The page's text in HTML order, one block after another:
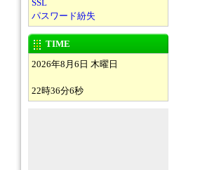
SSL
パスワード紛失
TIME
2026年8月6日 木曜日
22時36分6秒